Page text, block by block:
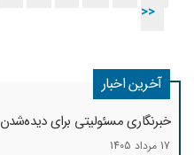
>>
آخرین اخبار
خبرنگاری مسئولیتی برای
17 مرداد 1405